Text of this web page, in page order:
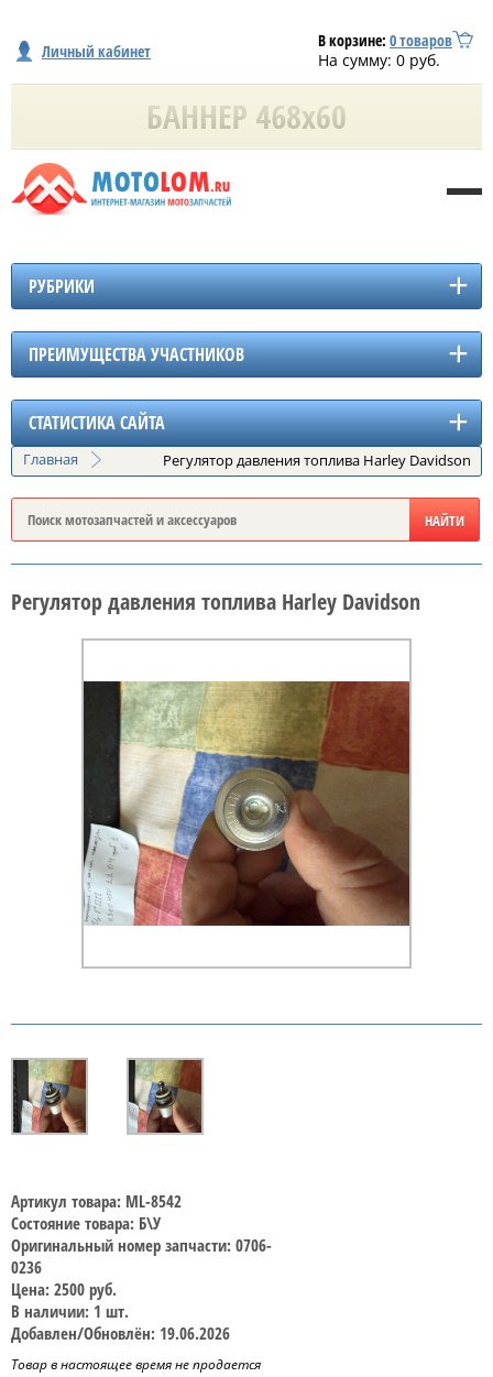
Личный кабинет В корзине: 0товаров
На сумму: 0 руб.
РУБРИКИ
ПРЕИМУЩЕСТВА УЧАСТНИКОВ
СТАТИСТИКА САЙТА
Главная Регулятор давления топлива Harley Davidson
Регулятор давления топлива Harley Davidson
Артикул товара: ML-8542
Состояние товара: Б\У
Оригинальный номер запчасти: 0706-
0236
Цена: 2500 руб.
В наличии: 1 шт.
Добавлен/Обновлён: 19.06.2026
Товар в настоящее время не продается